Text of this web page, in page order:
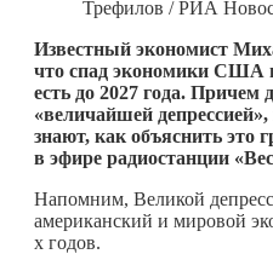
Трефилов / РИА
Известный экономист
что спад экономики США
есть до 2027 года. Причем
«величайшей
знают, как объяснить это
в эфире радиостанции
Напомним, Великой
американский и мировой
х годов.